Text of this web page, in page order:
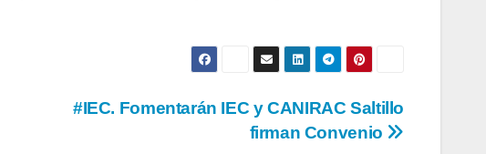
#IEC. Fomentarán IEC y CANIRAC Saltillo
firman Convenio